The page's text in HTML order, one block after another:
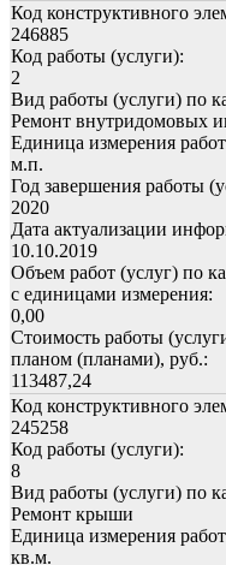
Код конструктивного
246885
Код работы (услуги):
2
Вид работы (услуги) по
Ремонт внутридомовых
Единица измерения
м.п.
Год завершения работы
2020
Дата актуализации
10.10.2019
Объем работ (услуг) по
с единицами измерения:
0,00
Стоимость работы
планом (планами), руб.:
113487,24
Код конструктивного
245258
Код работы (услуги):
8
Вид работы (услуги) по
Ремонт крыши
Единица измерения
кв.м.